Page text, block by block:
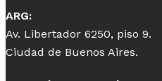
ARG:
Av. Libertador 6250, piso 9.
Ciudad de Buenos Aires.